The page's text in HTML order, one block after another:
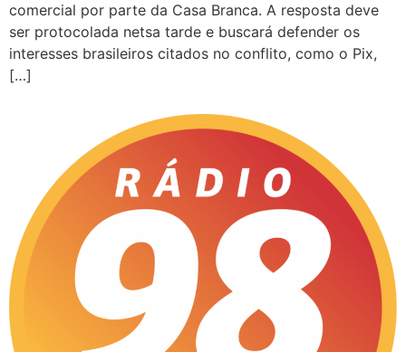
comercial por parte da Casa Branca. A resposta deve
ser protocolada netsa tarde e buscará defender os
interesses brasileiros citados no conflito, como o Pix,
[…]